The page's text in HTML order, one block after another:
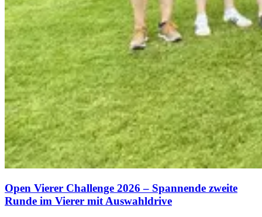
Open Vierer Challenge 2026 – Spannende zweite
Runde im Vierer mit Auswahldrive